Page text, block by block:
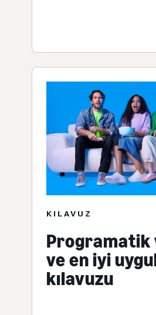
KILAVUZ
Programatik
ve en iyi
kılavuzu